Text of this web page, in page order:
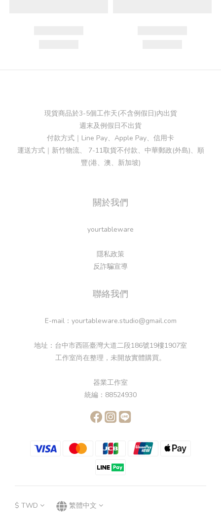
現貨商品於3-5個工作天(不含例假日)內出貨
週末及例假日不出貨
付款方式｜Line Pay、Apple Pay、信用卡
運送方式｜新竹物流、 7-11取貨不付款、中華郵政(外島)、順
豐(港、澳、新加坡)
關於我們
yourtableware
隱私政策
反詐騙宣導
聯絡我們
E-mail：yourtableware.studio@gmail.com
地址：台中市西區臺灣大道二段186號19樓1907室
工作室尚在整理，未開放實體購買。
器業工作室
統編：88524930
$ TWD 繁體中文